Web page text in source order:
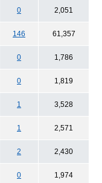
0 2,051
146 61,357
0 1,786
0 1,819
1 3,528
1 2,571
2 2,430
0 1,974